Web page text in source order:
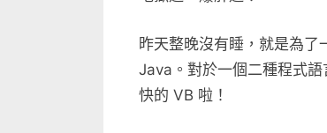
昨天整晚沒有睡，就是為
Java。對於一個二種程式
快的 VB 啦！